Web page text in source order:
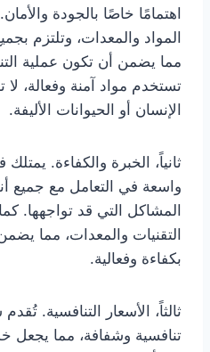
اهتمامًا خاصًا بالجودة
المواد والمعدات، وتلتزم
مما يضمن أن تكون عملية
تستخدم مواد آمنة
الإنسان أو الحيوانات الأليفة.
ثانياً، الخبرة والكفاءة.
واسعة في التعامل مع جميع
المشاكل التي قد تواجهها.
التقنيات والمعدات، مما
بكفاءة وفعالية.
ثالثاً، الأسعار التنافسية.
تنافسية وشفافة، مما يجعل